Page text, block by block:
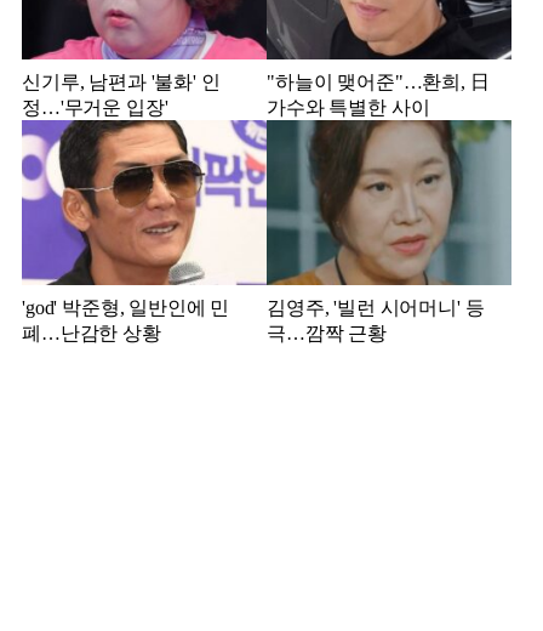
신기루, 남편과 '불화' 인
정…'무거운 입장'
"하늘이 맺어준"…환희, 日
가수와 특별한 사이
'god' 박준형, 일반인에 민
폐…난감한 상황
김영주, '빌런 시어머니' 등
극…깜짝 근황